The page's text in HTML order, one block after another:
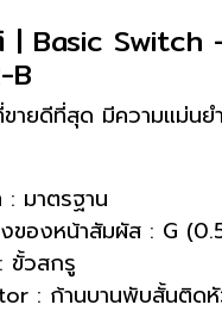
Basic Switch
B
ายดีที่สุด มีความแม่นย
: มาตรฐาน
งของหน้าสัมผัส : G
ขั้วสกรู
: ก้านบานพับสั้นติด